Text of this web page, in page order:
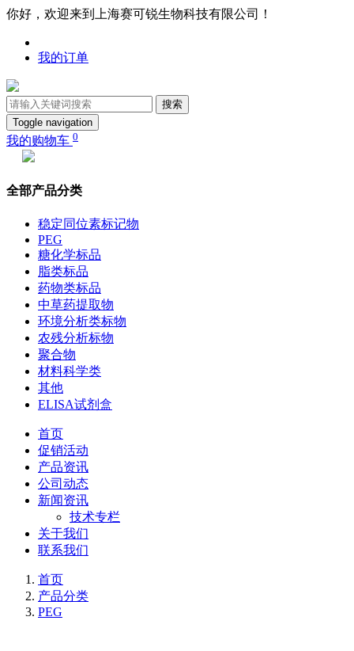
你好，欢迎来到上海赛可锐生物科技有限公司！
我的订单
搜索
Toggle navigation
我的购物车 0
全部产品分类
稳定同位素标记物
PEG
糖化学标品
脂类标品
药物类标品
中草药提取物
环境分析类标物
农残分析标物
聚合物
材料科学类
其他
ELISA试剂盒
首页
促销活动
产品资讯
公司动态
新闻资讯
技术专栏
关于我们
联系我们
首页
产品分类
PEG